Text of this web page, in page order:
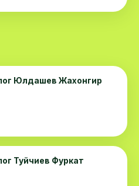
Юлдашев Жахонгир
Туйчиев Фуркат